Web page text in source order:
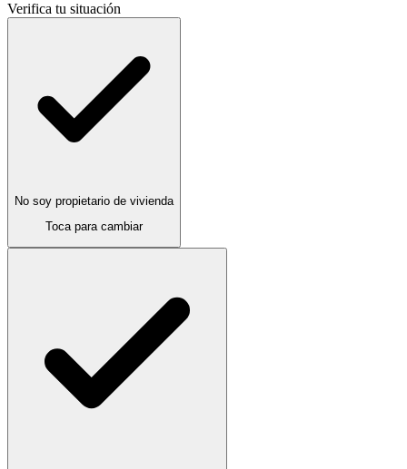
Verifica tu situación
No soy propietario de vivienda
Toca para cambiar